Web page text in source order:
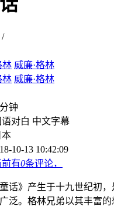
/
林 威廉·格林
林 威廉·格林
钟
语对白 中文字幕
本
10-13 10:42:09
前有0条评论，
童话》产生于十九世纪初
泛。格林兄弟以其丰富